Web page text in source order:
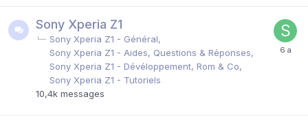
Sony Xperia Z1
Sony Xperia Z1 - Général
Sony Xperia Z1 - Aides, Questions & Réponses
Sony Xperia Z1 - Dévéloppement, Rom & Co
Sony Xperia Z1 - Tutoriels
10,4k messages